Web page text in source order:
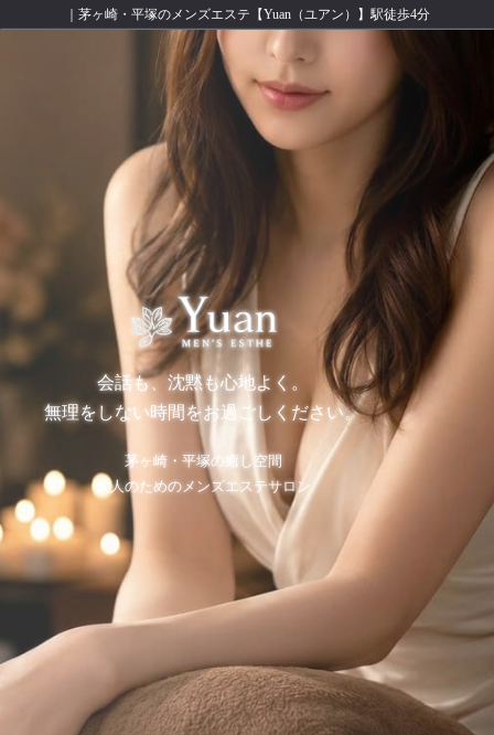
｜茅ヶ崎・平塚のメンズエステ【Yuan（ユアン）】駅徒歩4分
会話も、沈黙も心地よく。
無理をしない時間をお過ごしください。
茅ヶ崎・平塚の癒し空間
大人のためのメンズエステサロン